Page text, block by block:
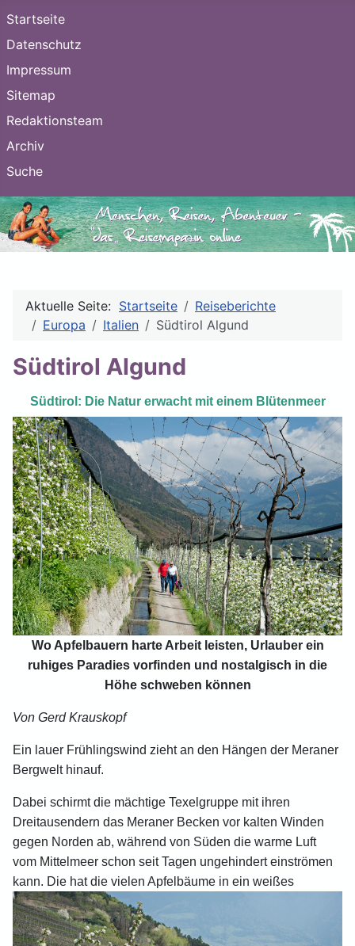
Startseite
Datenschutz
Impressum
Sitemap
Redaktionsteam
Archiv
Suche
Aktuelle Seite: Startseite
Reiseberichte
Europa
Italien Südtirol Algund
Südtirol Algund
Südtirol: Die Natur erwacht mit einem Blütenmeer
Wo Apfelbauern harte Arbeit leisten, Urlauber ein
ruhiges Paradies vorfinden und nostalgisch in die
Höhe schweben können
Von Gerd Krauskopf
Ein lauer Frühlingswind zieht an den Hängen der Meraner
Bergwelt hinauf.
Dabei schirmt die mächtige Texelgruppe mit ihren
Dreitausendern das Meraner Becken vor kalten Winden
gegen Norden ab, während von Süden die warme Luft
vom Mittelmeer schon seit Tagen ungehindert einströmen
kann. Die hat die vielen Apfelbäume in ein weißes